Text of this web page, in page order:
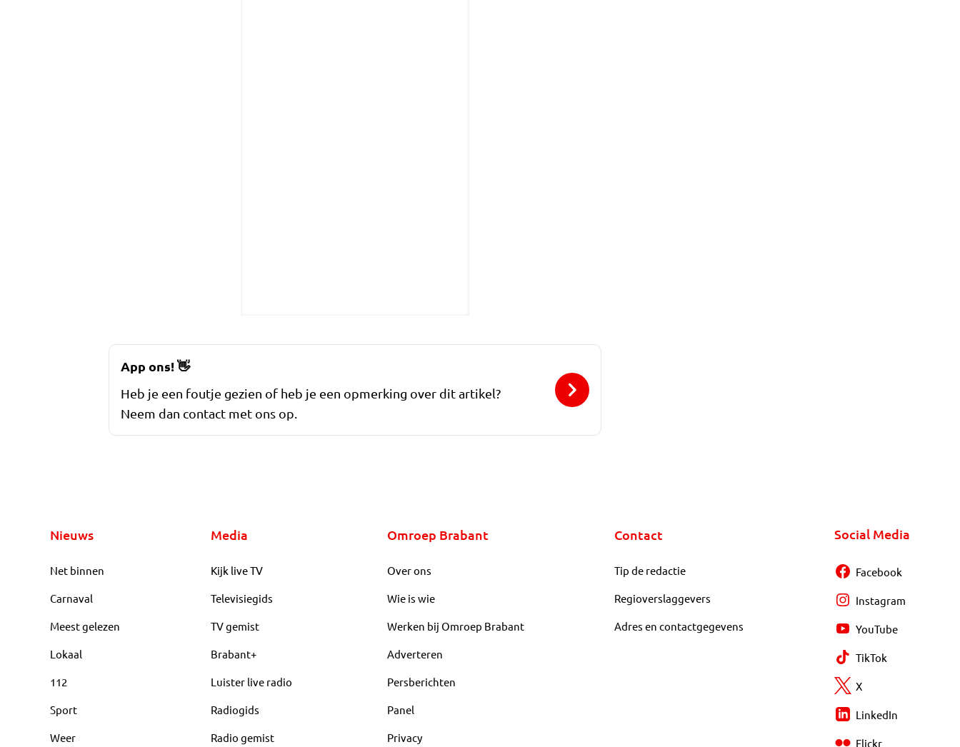
App ons!👋
Heb je een foutje gezien of heb je een opmerking over dit artikel?
Neem dan contact met ons op.
Nieuws
Net binnen
Carnaval
Meest gelezen
Lokaal
112
Sport
Weer
Media
Kijk live TV
Televisiegids
TV gemist
Brabant+
Luister live radio
Radiogids
Radio gemist
Omroep Brabant
Over ons
Wie is wie
Werken bij Omroep Brabant
Adverteren
Persberichten
Panel
Privacy
Contact
Tip de redactie
Regioverslaggevers
Adres en contactgegevens
Social Media
Facebook
Instagram
YouTube
TikTok
X
LinkedIn
Flickr